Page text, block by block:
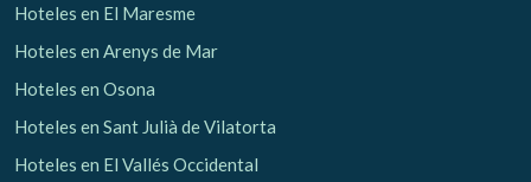
Hoteles en El Maresme
Hoteles en Arenys de Mar
Hoteles en Osona
Hoteles en Sant Julià de Vilatorta
Hoteles en El Vallés Occidental